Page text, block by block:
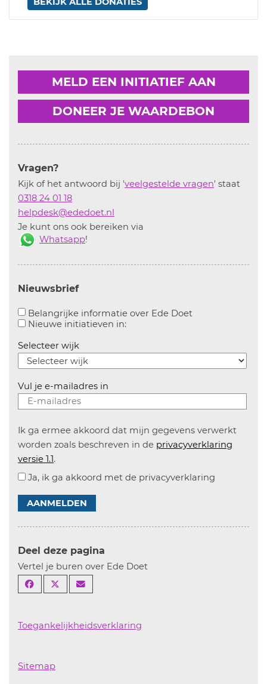
MELD EEN INITIATIEF AAN
DONEER JE WAARDEBON
Vragen?
Kijk of het antwoord bij 'veelgestelde vragen' staat
0318 24 01 18
helpdesk@ededoet.nl
Je kunt ons ook bereiken via
Whatsapp!
Nieuwsbrief
Belangrijke informatie over Ede Doet
Nieuwe initiatieven in:Aanvinken om informatie over
Selecteer wijk
Vul je e-mailadres in
Ik ga ermee akkoord dat mijn gegevens verwerkt
worden zoals beschreven in de privacyverklaring
versie 1.1.
Ja, ik ga akkoord met de privacyverklaring
AANMELDEN
Deel deze pagina
Vertel je buren over Ede Doet
Toegankelijkheidsverklaring
Sitemap